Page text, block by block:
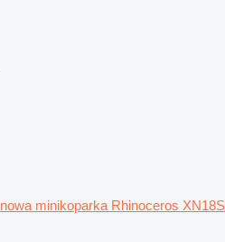
nowa minikoparka Rhinoceros XN18S